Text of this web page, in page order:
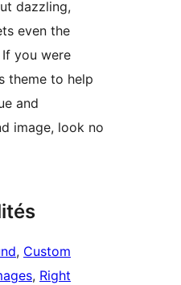
dazzling,
even the
you were
theme to help
and
image, look no
, Custom
, Right